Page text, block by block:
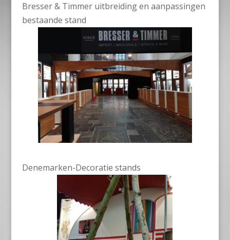
Bresser & Timmer uitbreiding en aanpassingen
bestaande stand
Denemarken-Decoratie stands